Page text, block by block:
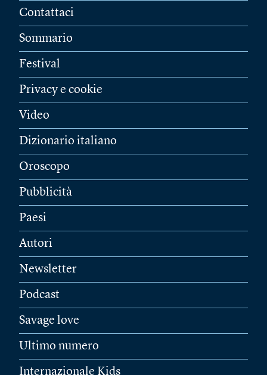
Contattaci
Sommario
Festival
Privacy e cookie
Video
Dizionario italiano
Oroscopo
Pubblicità
Paesi
Autori
Newsletter
Podcast
Savage love
Ultimo numero
Internazionale Kids